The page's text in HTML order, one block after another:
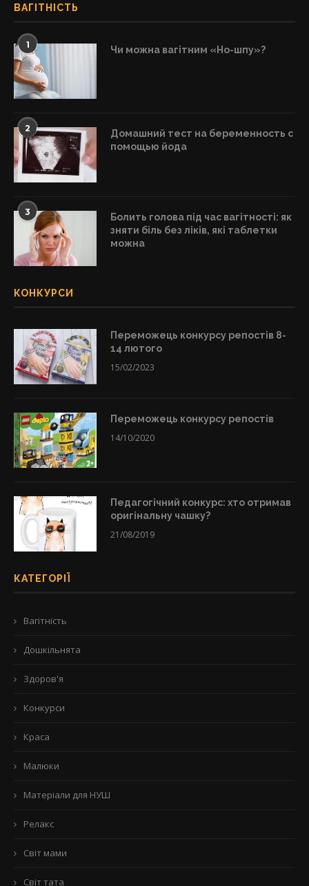
ВАГІТНІСТЬ
1 Чи можна вагітним «Но-шпу»?
2
Домашний тест на беременность с
помощью йода
3
Болить голова під час вагітності: як
зняти біль без ліків, які таблетки
можна
КОНКУРСИ
Переможець конкурсу репостів 8-
14 лютого
15/02/2023
Переможець конкурсу репостів
14/10/2020
Педагогічний конкурс: хто отримав
оригінальну чашку?
21/08/2019
КАТЕГОРІЇ
Вагітність
Дошкільнята
Здоров'я
Конкурси
Краса
Малюки
Матеріали для НУШ
Релакс
Світ мами
Світ тата